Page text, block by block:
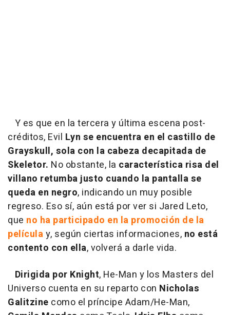
Y es que en la tercera y última escena post-
créditos, Evil Lyn se encuentra en el castillo de
Grayskull, sola con la cabeza decapitada de
Skeletor. No obstante, la característica risa del
villano retumba justo cuando la pantalla se
queda en negro, indicando un muy posible
regreso. Eso sí, aún está por ver si Jared Leto,
que no ha participado en la promoción de la
películay, según ciertas informaciones, no está
contento con ella, volverá a darle vida.
Dirigida por Knight, He-Man y los Masters del
Universo cuenta en su reparto con Nicholas
Galitzine como el príncipe Adam/He-Man,